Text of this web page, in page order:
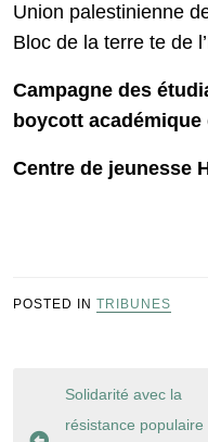
Union palestinienne
Bloc de la terre te de
Campagne des
boycott académique
Centre de jeunesse
POSTED IN TRIBUNES
Navigation
de
Solidarité avec la
résistance populaire